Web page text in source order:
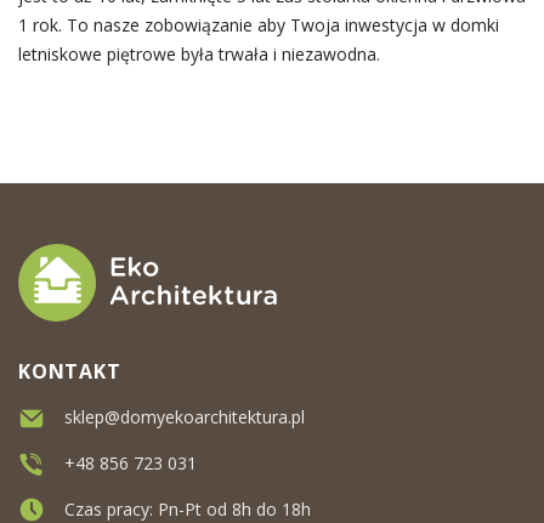
1 rok. To nasze zobowiązanie aby Twoja inwestycja w domki
letniskowe piętrowe była trwała i niezawodna.
KONTAKT
sklep@domyekoarchitektura.pl
+48 856 723 031
Czas pracy: Pn-Pt od 8h do 18h